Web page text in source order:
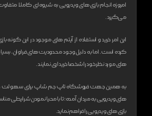
امروزه انجام بازی های ویدیویی به شیوه‌ای کاملا
می‌گیرد.
این امر خرید و استفاده از آیتم های موجود در این گونه
کرده است. اما به دلیل وجود محدودیت های فراوان، بسیاری
های مورد نظر خود را شخصا خریداری نمایند.
به همین جهت فروشگاه تاپ جم شاپ برای سهولت در
های ویدیویی به میدان آمده؛ تا با محیا نمودن شرایطی
بازی های ویدیویی را فراهم نماید.